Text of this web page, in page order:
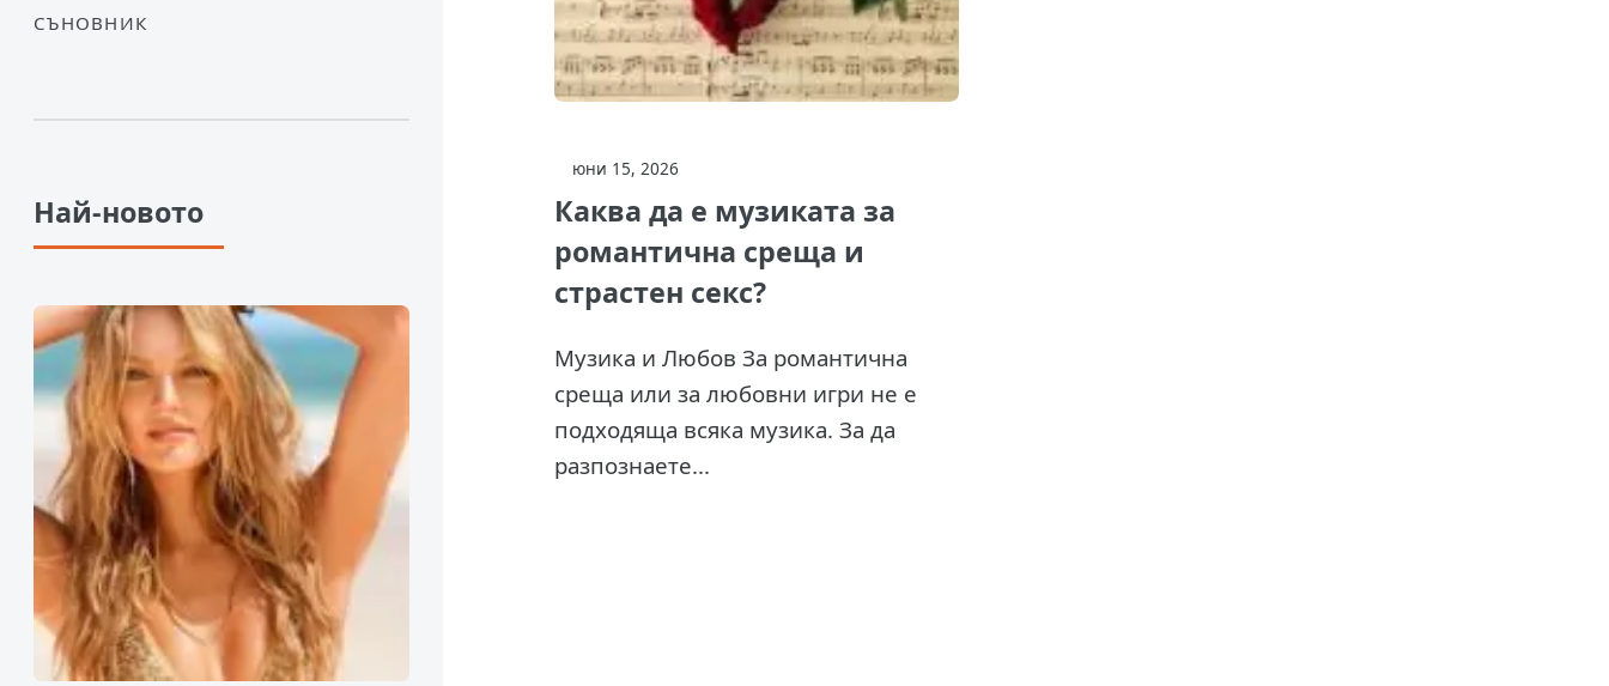
юни 15, 2026
Каква да е музиката за
романтична среща и
страстен секс?
Музика и Любов За романтична
среща или за любовни игри не е
подходяща всяка музика. За да
разпознаете...
СЪНОВНИК
Най-новото